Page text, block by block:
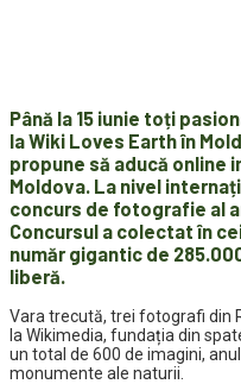
Până la 15 iunie toți
la Wiki Loves Earth în
propune să aducă online
Moldova. La nivel
concurs de fotografie al
Concursul a colectat în
număr gigantic de
liberă.
Vara trecută, trei fotografi din
la Wikimedia, fundația din
un total de 600 de imagini,
monumente ale naturii.